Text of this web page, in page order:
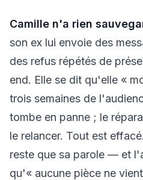
Camille n'a rien
son ex lui envoie des
des refus répétés de
end. Elle se dit qu'elle «
trois semaines de
tombe en panne ; le
le relancer. Tout est
reste que sa parole — et
qu'« aucune pièce ne